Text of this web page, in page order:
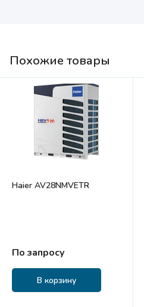
Похожие товары
Haier AV28NMVETR
По запросу
В корзину